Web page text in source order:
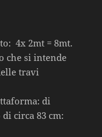
4x 2mt = 8mt.
che si intende
travi
di
circa 83 cm: